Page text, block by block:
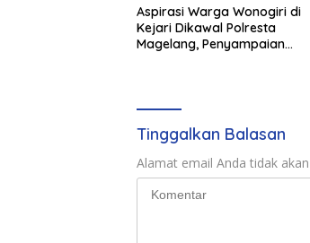
Aspirasi Warga Wonogiri di
Kejari Dikawal Polresta
Magelang, Penyampaian
Tinggalkan Balasan
Alamat email Anda tidak